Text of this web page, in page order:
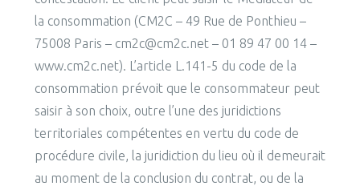
la consommation (CM2C – 49 Rue de Ponthieu –
75008 Paris – cm2c@cm2c.net – 01 89 47 00 14 –
www.cm2c.net). L’article L.141-5 du code de la
consommation prévoit que le consommateur peut
saisir à son choix, outre l’une des juridictions
territoriales compétentes en vertu du code de
procédure civile, la juridiction du lieu où il demeurait
au moment de la conclusion du contrat, ou de la